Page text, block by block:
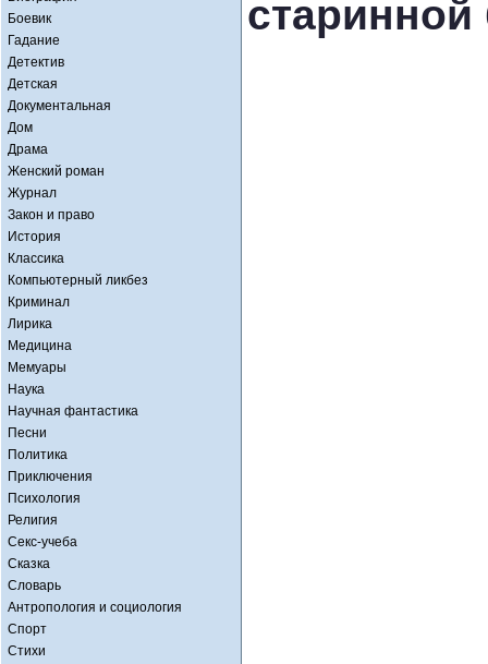
Боевик
Гадание
Детектив
Детская
Документальная
Дом
Драма
Женский роман
Журнал
Закон и право
История
Классика
Компьютерный ликбез
Криминал
Лирика
Медицина
Мемуары
Наука
Научная фантастика
Песни
Политика
Приключения
Психология
Религия
Секс-учеба
Сказка
Словарь
Антропология и социология
Спорт
Стихи